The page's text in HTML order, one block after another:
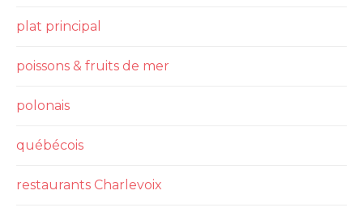
plat principal
poissons & fruits de mer
polonais
québécois
restaurants Charlevoix